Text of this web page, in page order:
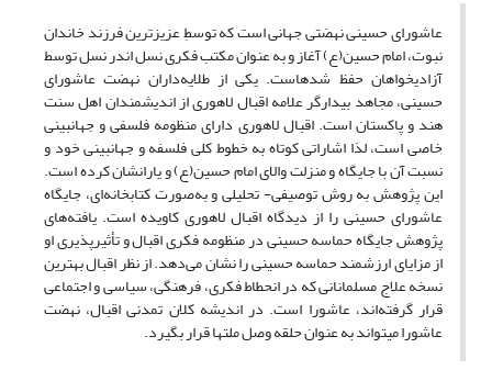
عاشورای حسینی نهضتی جهانی است که توسطِ عزیزترین فرزند خاندان
نبوت، امام حسین(ع) آغاز و به عنوان مکتب فکری نسل اندر نسل توسط
آزادی­خواهان حفظ شده­است. یکی از طلایه‌داران نهضت عاشورای
حسینی، مجاهد بیدارگر علامه اقبال لاهوری از اندیشمندان اهل سنت
هند و پاکستان است. اقبال لاهوری دارای منظومه فلسفی و جهان­بینی
خاصی است، لذا اشاراتی کوتاه به خطوط کلی فلسفه و جهان­بینی خود و
نسبت آن با جایگاه و منزلت والای امام حسین(ع) و یارانشان کرده است.
این پژوهش به روش توصیفی- تحلیلی و به‌صورت کتابخانه‌ای، جایگاه
عاشورای حسینی را از دیدگاه اقبال لاهوری کاویده است. یافته‌های
پژوهش جایگاه حماسه حسینی در منظومه فکری اقبال و تأثیرپذیری او
از مزایای ارزشمند حماسه حسینی را نشان می‌دهد. از نظر اقبال بهترین
نسخه علاج مسلمانانی که در انحطاط فکری، فرهنگی، سیاسی و اجتماعی
قرار گرفته‌اند، عاشورا است. در اندیشه‌­ کلان تمدنی اقبال، نهضت
عاشورا می­تواند به عنوان حلقه وصل ملت­ها قرار بگیرد.